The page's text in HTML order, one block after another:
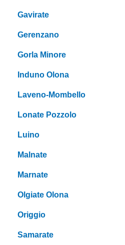
Gavirate
Gerenzano
Gorla Minore
Induno Olona
Laveno-Mombello
Lonate Pozzolo
Luino
Malnate
Marnate
Olgiate Olona
Origgio
Samarate